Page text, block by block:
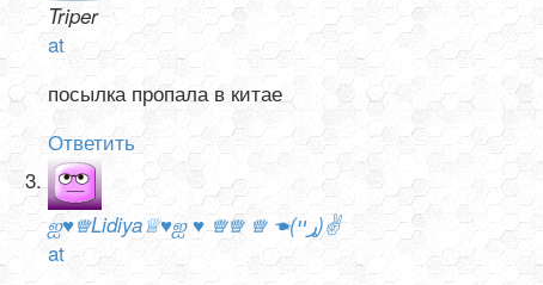
Triper
at
посылка пропала в китае
Ответить
ஐ♥♕Lidiya♕♥ஐ ♥ ♕♕ ♕ ☚(ړײ)✌
at